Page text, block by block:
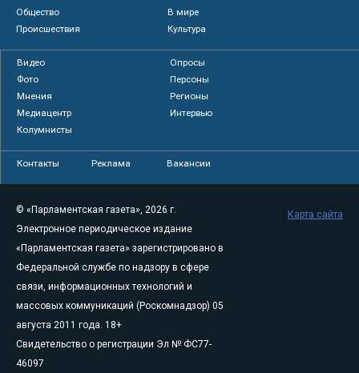
Общество
В мире
Происшествия
Культура
Видео
Опросы
Фото
Персоны
Мнения
Регионы
Медиацентр
Интервью
Колумнисты
Контакты Реклама Вакансии
© «Парламентская газета», 2026 г.
Электронное периодическое издание
«Парламентская газета» зарегистрировано в
Федеральной службе по надзору в сфере
связи, информационных технологий и
массовых коммуникаций (Роскомнадзор) 05
августа 2011 года. 18+
Свидетельство о регистрации Эл № ФС77-
46097
Карта сайта